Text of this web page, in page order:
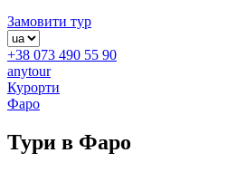
Замовити тур
+38 073 490 55 90
anytour
Курорти
Фаро
Тури в Фаро